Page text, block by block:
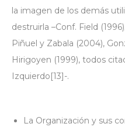
la imagen de los demás
destruirla –Conf. Field
Piñuel y Zabala (2004),
Hirigoyen (1999), todos
Izquierdo[13]-.
La Organización y sus